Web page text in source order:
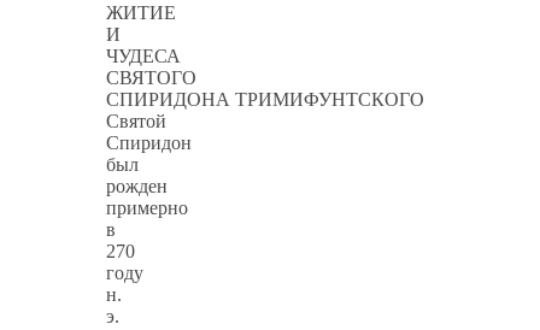
ЖИТИЕ
И
ЧУДЕСА
СВЯТОГО
СПИРИДОНА ТРИМИФУНТСКОГО
Святой
Спиридон
был
рожден
примерно
в
270
году
н.
э.